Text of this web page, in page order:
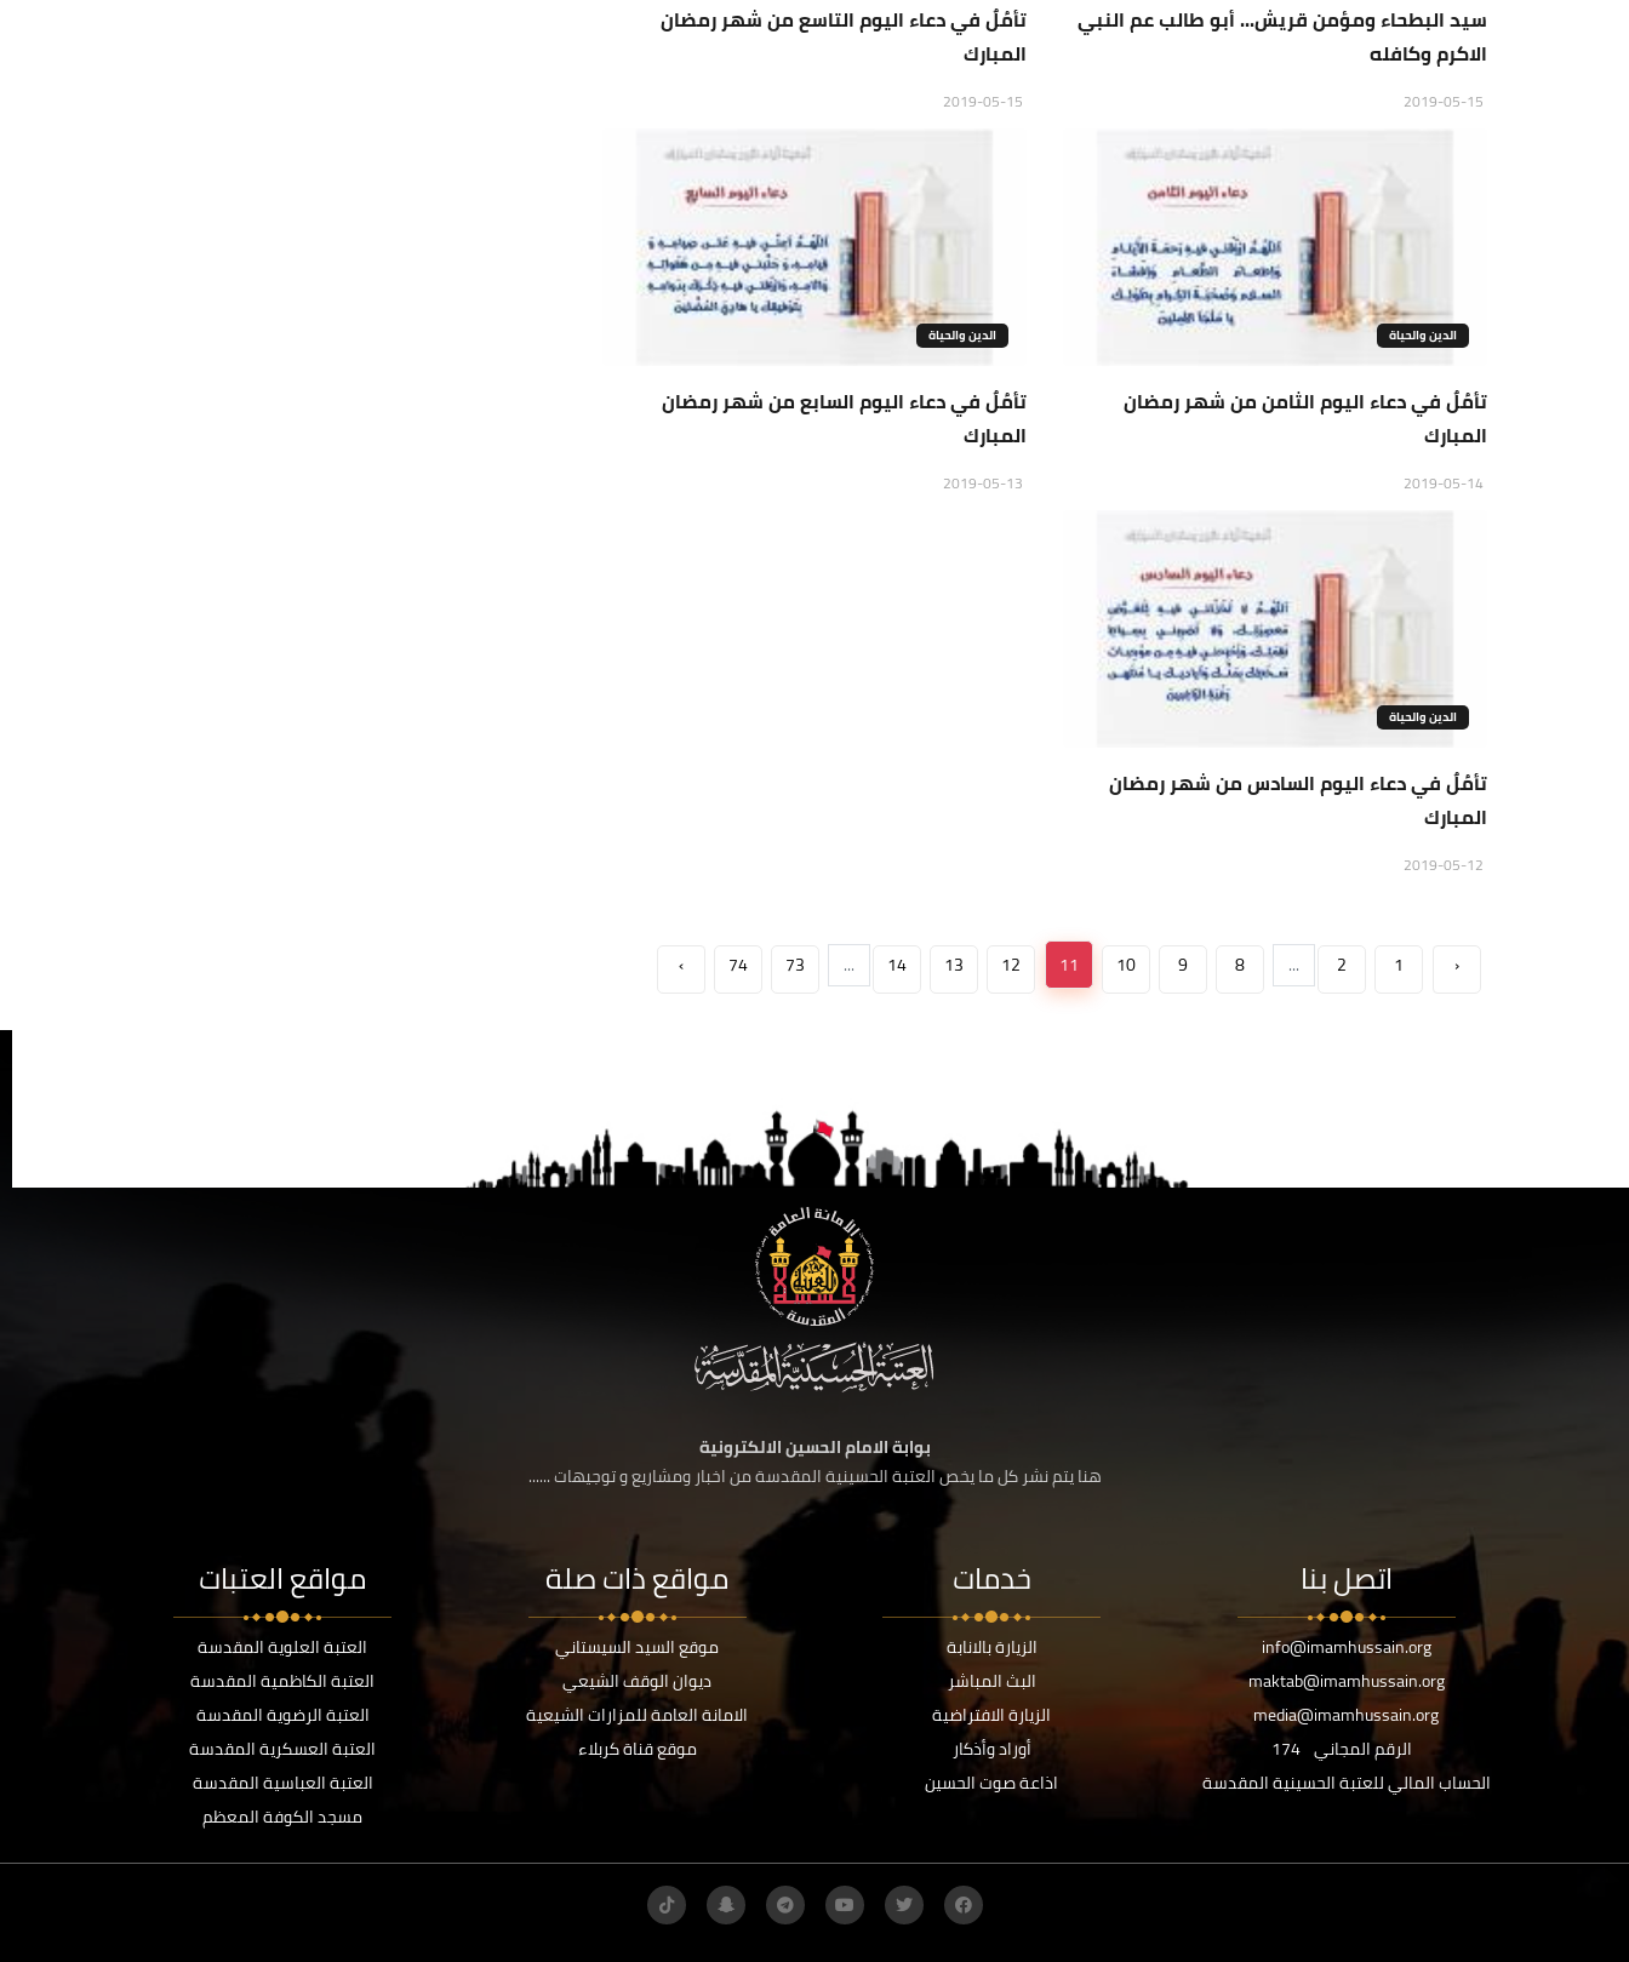
سيد البطحاء ومؤمن قريش... أبو طالب عم النبي
الاكرم وكافله
تأمُلٌ في دعاء اليوم التاسع من شهر رمضان
المبارك
الدين والحياة
تأمُلٌ في دعاء اليوم الثامن من شهر رمضان
المبارك
الدين والحياة
تأمُلٌ في دعاء اليوم السابع من شهر رمضان
المبارك
الدين والحياة
تأمُلٌ في دعاء اليوم السادس من شهر رمضان
المبارك
‹
1
2
...
8
9
10
11
12
13
14
...
73
74
›
بوابة الامام الحسين الالكترونية
هنا يتم نشر كل ما يخص العتبة الحسينية المقدسة من اخبار ومشاريع و توجيهات ......
اتصل بنا
info@imamhussain.org
maktab@imamhussain.org
media@imamhussain.org
الرقم المجاني 174
الحساب المالي للعتبة الحسينية المقدسة
خدمات
الزيارة بالانابة
البث المباشر
الزيارة الافتراضية
أوراد وأذكار
اذاعة صوت الحسين
مواقع ذات صلة
موقع السيد السيستاني
ديوان الوقف الشيعي
الامانة العامة للمزارات الشيعية
موقع قناة كربلاء
مواقع العتبات
العتبة العلوية المقدسة
العتبة الكاظمية المقدسة
العتبة الرضوية المقدسة
العتبة العسكرية المقدسة
العتبة العباسية المقدسة
مسجد الكوفة المعظم